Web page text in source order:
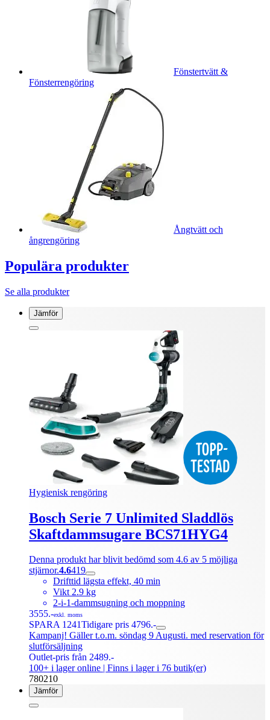
Fönstertvätt &
Fönsterrengöring
Ångtvätt och
ångrengöring
Populära produkter
Se alla produkter
Jämför
Hygienisk rengöring
Bosch Serie 7 Unlimited Sladdlös
Skaftdammsugare BCS71HYG4
Denna produkt har blivit bedömd som 4.6 av 5 möjliga
stjärnor.4.6419
Drifttid lägsta effekt, 40 min
Vikt 2.9 kg
2-i-1-dammsugning och moppning
3555.-exkl. moms
SPARA 1241Tidigare pris 4796.-
Kampanj! Gäller t.o.m. söndag 9 Augusti. med reservation för
slutförsäljning
Outlet-pris från 2489.-
100+ i lager online | Finns i lager i 76 butik(er)
780210
Jämför